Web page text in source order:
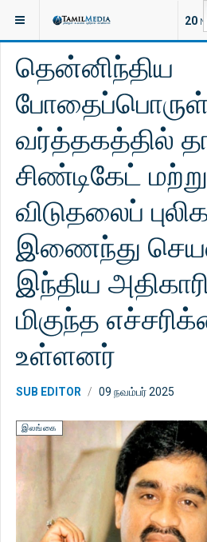
20
இருக்குமிடம்: செய்திகள்
தென்னிந்திய
வர்த்தகத்தில்
சிண்டிகேட்
விடுதலைப்
இணைந்து
இந்திய
மிகுந்த
உள்ளனர்
SUB EDITOR 09 நவம்பர் 2025
இலங்கை